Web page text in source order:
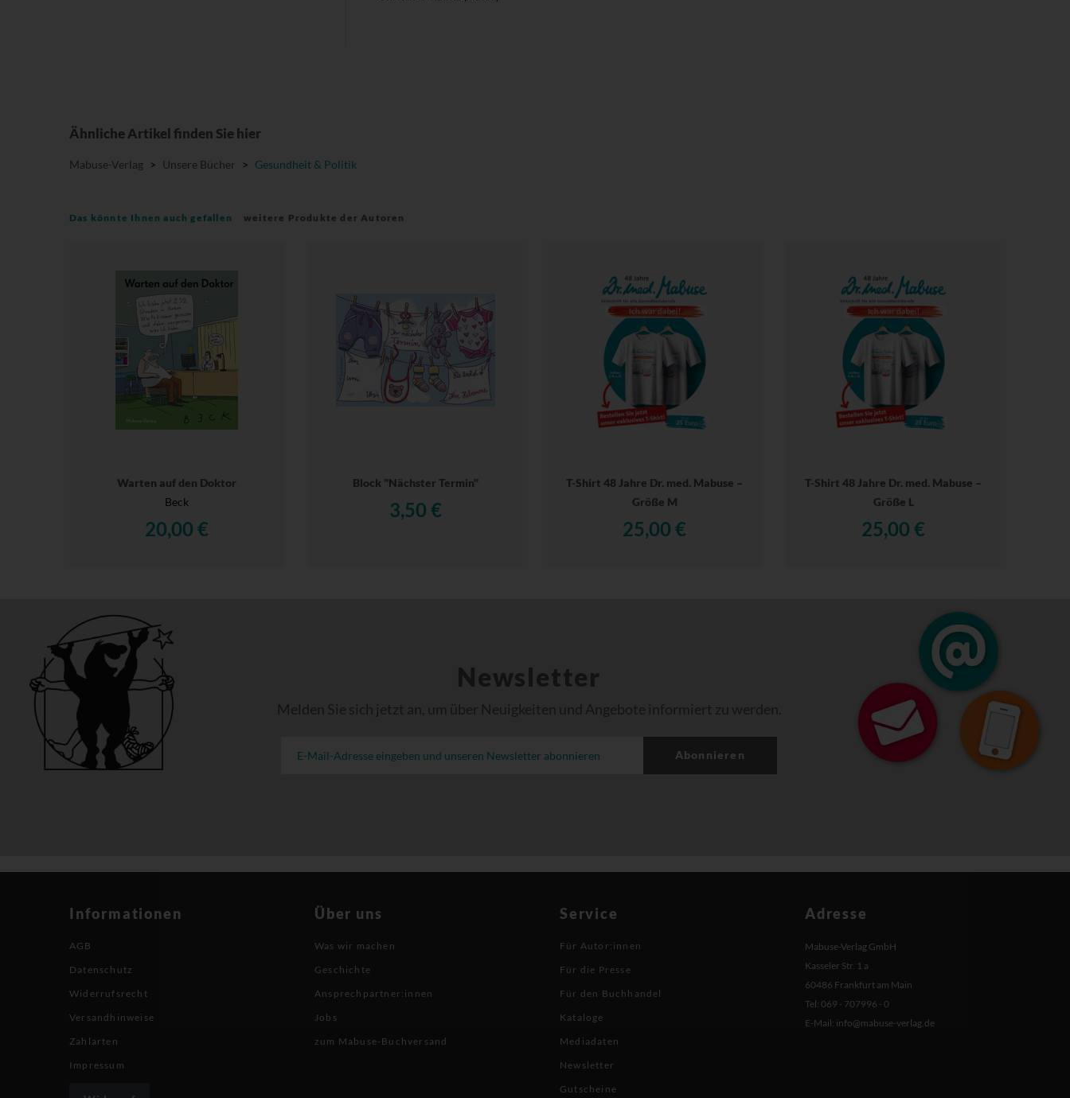
Ähnliche Artikel finden Sie hier
Mabuse-Verlag > Unsere Bücher > Gesundheit & Politik
Das könnte Ihnen auch gefallen weitere Produkte der Autoren
Warten auf den Doktor
Beck
20,00 €
Block "Nächster Termin"
3,50 €
T-Shirt 48 Jahre Dr. med. Mabuse –
Größe M
25,00 €
T-Shirt 48 Jahre Dr. med. Mabuse –
Größe L
25,00 €
Newsletter
Melden Sie sich jetzt an, um über Neuigkeiten und Angebote informiert zu werden.
Abonnieren
Informationen
AGB
Datenschutz
Widerrufsrecht
Versandhinweise
Zahlarten
Impressum
Über uns
Was wir machen
Geschichte
Ansprechpartner:innen
Jobs
zum Mabuse-Buchversand
Service
Für Autor:innen
Für die Presse
Für den Buchhandel
Kataloge
Mediadaten
Newsletter
Gutscheine
Adresse
Mabuse-Verlag GmbH
Kasseler Str. 1 a
60486 Frankfurt am Main
Tel: 069 - 707996 - 0
E-Mail: info@mabuse-verlag.de